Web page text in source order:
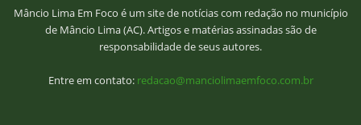
Mâncio Lima Em Foco é um site de notícias com redação no município
de Mâncio Lima (AC). Artigos e matérias assinadas são de
responsabilidade de seus autores.
Entre em contato: redacao@manciolimaemfoco.com.br